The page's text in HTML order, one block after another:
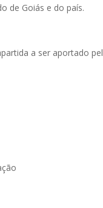
de Goiás e do país.
a ser aportado